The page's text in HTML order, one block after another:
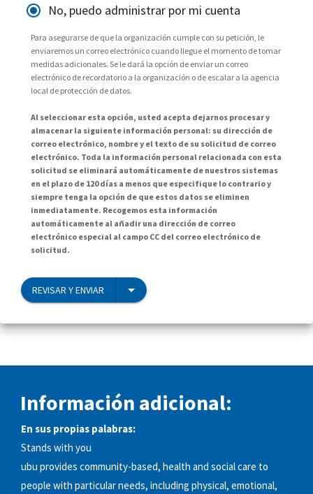
No, puedo administrar por mi cuenta
Para asegurarse de que la organización cumple con su petición, le
enviaremos un correo electrónico cuando llegue el momento de tomar
medidas adicionales. Se le dará la opción de enviar un correo
electrónico de recordatorio a la organización o de escalar a la agencia
local de protección de datos.
Al seleccionar esta opción, usted acepta dejarnos procesar y
almacenar la siguiente información personal: su dirección de
correo electrónico, nombre y el texto de su solicitud de correo
electrónico. Toda la información personal relacionada con esta
solicitud se eliminará automáticamente de nuestros sistemas
en el plazo de 120 días a menos que especifique lo contrario y
siempre tenga la opción de que estos datos se eliminen
inmediatamente. Recogemos esta información
automáticamente al añadir una dirección de correo
electrónico especial al campo CC del correo electrónico de
solicitud.
REVISAR Y ENVIAR
Información adicional:
En sus propias palabras:
Stands with you
ubu provides community-based, health and social care to
people with particular needs, including physical, emotional,